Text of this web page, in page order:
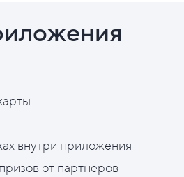
внутри приложения
от партнеров